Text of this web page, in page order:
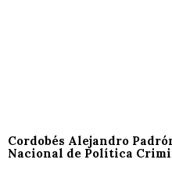
Cordobés Alejandro
Nacional de Política